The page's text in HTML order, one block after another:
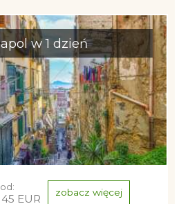
w 1 dzień
EUR zobacz więcej